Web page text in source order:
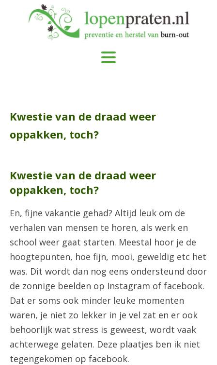
Kwestie van de draad weer
oppakken, toch?
Kwestie van de draad weer
oppakken, toch?
En, fijne vakantie gehad? Altijd leuk om de
verhalen van mensen te horen, als werk en
school weer gaat starten. Meestal hoor je de
hoogtepunten, hoe fijn, mooi, geweldig etc het
was. Dit wordt dan nog eens ondersteund door
de zonnige beelden op Instagram of facebook.
Dat er soms ook minder leuke momenten
waren, je niet zo lekker in je vel zat en er ook
behoorlijk wat stress is geweest, wordt vaak
achterwege gelaten. Deze plaatjes ben ik niet
tegengekomen op facebook.